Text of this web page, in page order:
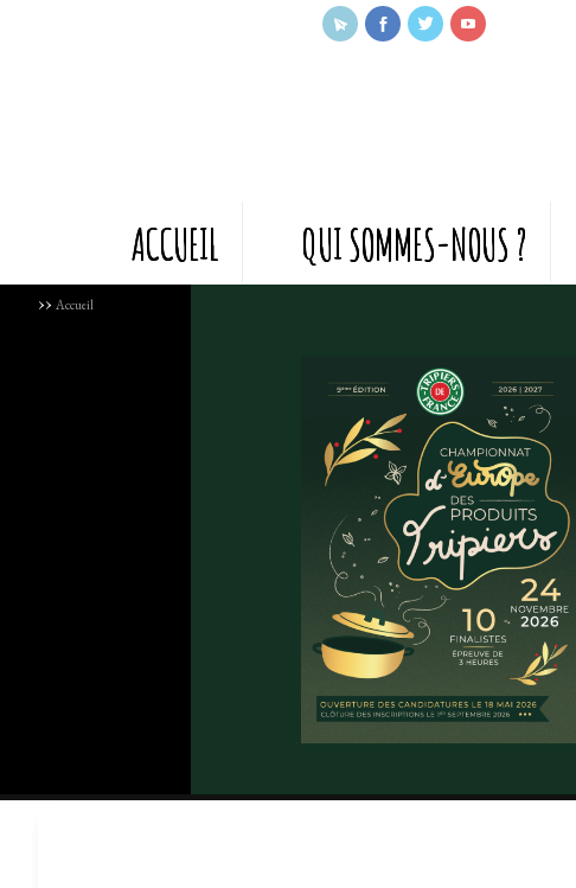
ACCUEIL QUI SOMMES-NOUS ?
›› Accueil